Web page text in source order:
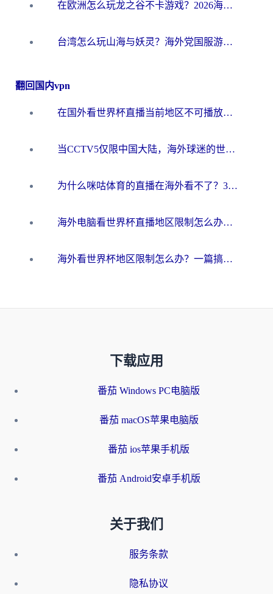
在欧洲怎么玩龙之谷不卡游戏？2026海外党国服游戏加速全攻略
台湾怎么玩山海与妖灵？海外党国服游戏加速全攻略，告别延迟卡顿
翻回国内vpn
在国外看世界杯直播当前地区不可播放？海外党必看的回国加速全攻略
当CCTV5仅限中国大陆，海外球迷的世界杯狂欢如何继续？
为什么咪咕体育的直播在海外看不了？3步解决海外看世界杯+抖音地区限制难题
海外电脑看世界杯直播地区限制怎么办？你需要一个聪明的加速器
海外看世界杯地区限制怎么办？一篇搞定咪咕视频播放+国内资源无缝访问指南
下载应用
番茄 Windows PC电脑版
番茄 macOS苹果电脑版
番茄 ios苹果手机版
番茄 Android安卓手机版
关于我们
服务条款
隐私协议